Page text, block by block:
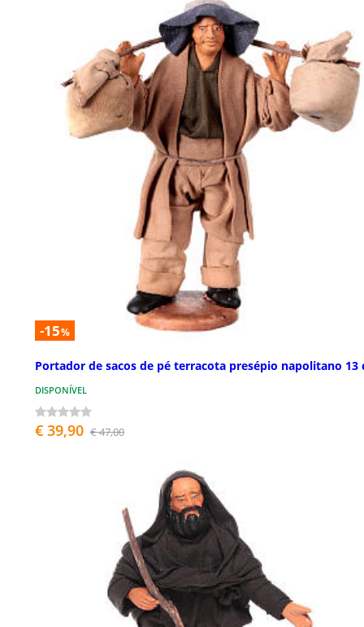
-15%
Portador de sacos de pé terracota presépio napolitano 13
DISPONÍVEL
€ 39,90 € 47,00